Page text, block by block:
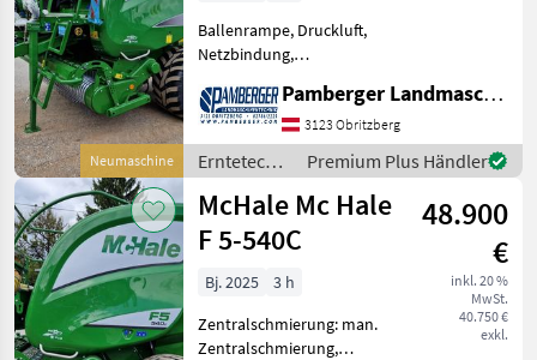
Neumaschine
Ballenrampe, Druckluft,
Netzbindung,
Schneidwerk
Ballendurchmesser v. 0, 60-
1, 90m Doppel -
Antriebsystem
Ballenfüllstandanzeige
Verstopfungslösung
Pamberger Landmaschinentechnik GmbH
3123 Obritzberg
Erntetechnik
Grünland /
McHale
Premium Plus Händler
McHale Mc Hale
F 5-540C
48.900
€
inkl. 20 %
MwSt.
40.750 €
exkl.
Bj. 2025
3 h
Zentralschmierung: man.
Zentralschmierung,